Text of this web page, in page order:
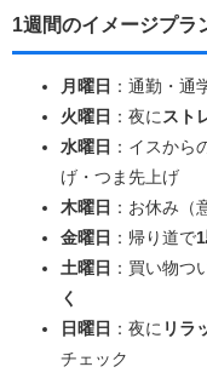
1週間のイメージプラ
月曜日 ：通勤・通
火曜日 ：夜に スト
水曜日 ：イスから
げ・つま先上げ
木曜日 ：お休み（
金曜日 ：帰り道で
土曜日 ：買い物つ
く
日曜日 ：夜に リラ
チェック